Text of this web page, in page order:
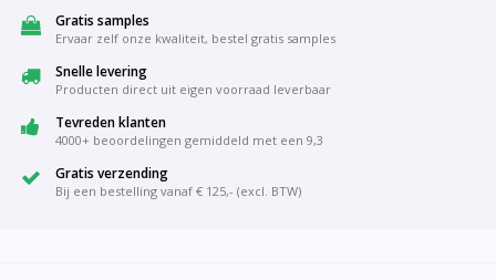
Gratis samples
Ervaar zelf onze kwaliteit, bestel gratis samples
Snelle levering
Producten direct uit eigen voorraad leverbaar
Tevreden klanten
4000+ beoordelingen gemiddeld met een 9,3
Gratis verzending
Bij een bestelling vanaf € 125,- (excl. BTW)